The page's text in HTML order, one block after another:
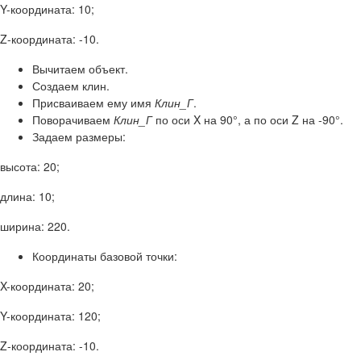
Y-координата: 10;
Z-координата: -10.
Вычитаем объект.
Создаем клин.
Присваиваем ему имя Клин_Г.
Поворачиваем Клин_Г по оси X на 90°, а по оси Z на -90°.
Задаем размеры:
высота: 20;
длина: 10;
ширина: 220.
Координаты базовой точки:
X-координата: 20;
Y-координата: 120;
Z-координата: -10.